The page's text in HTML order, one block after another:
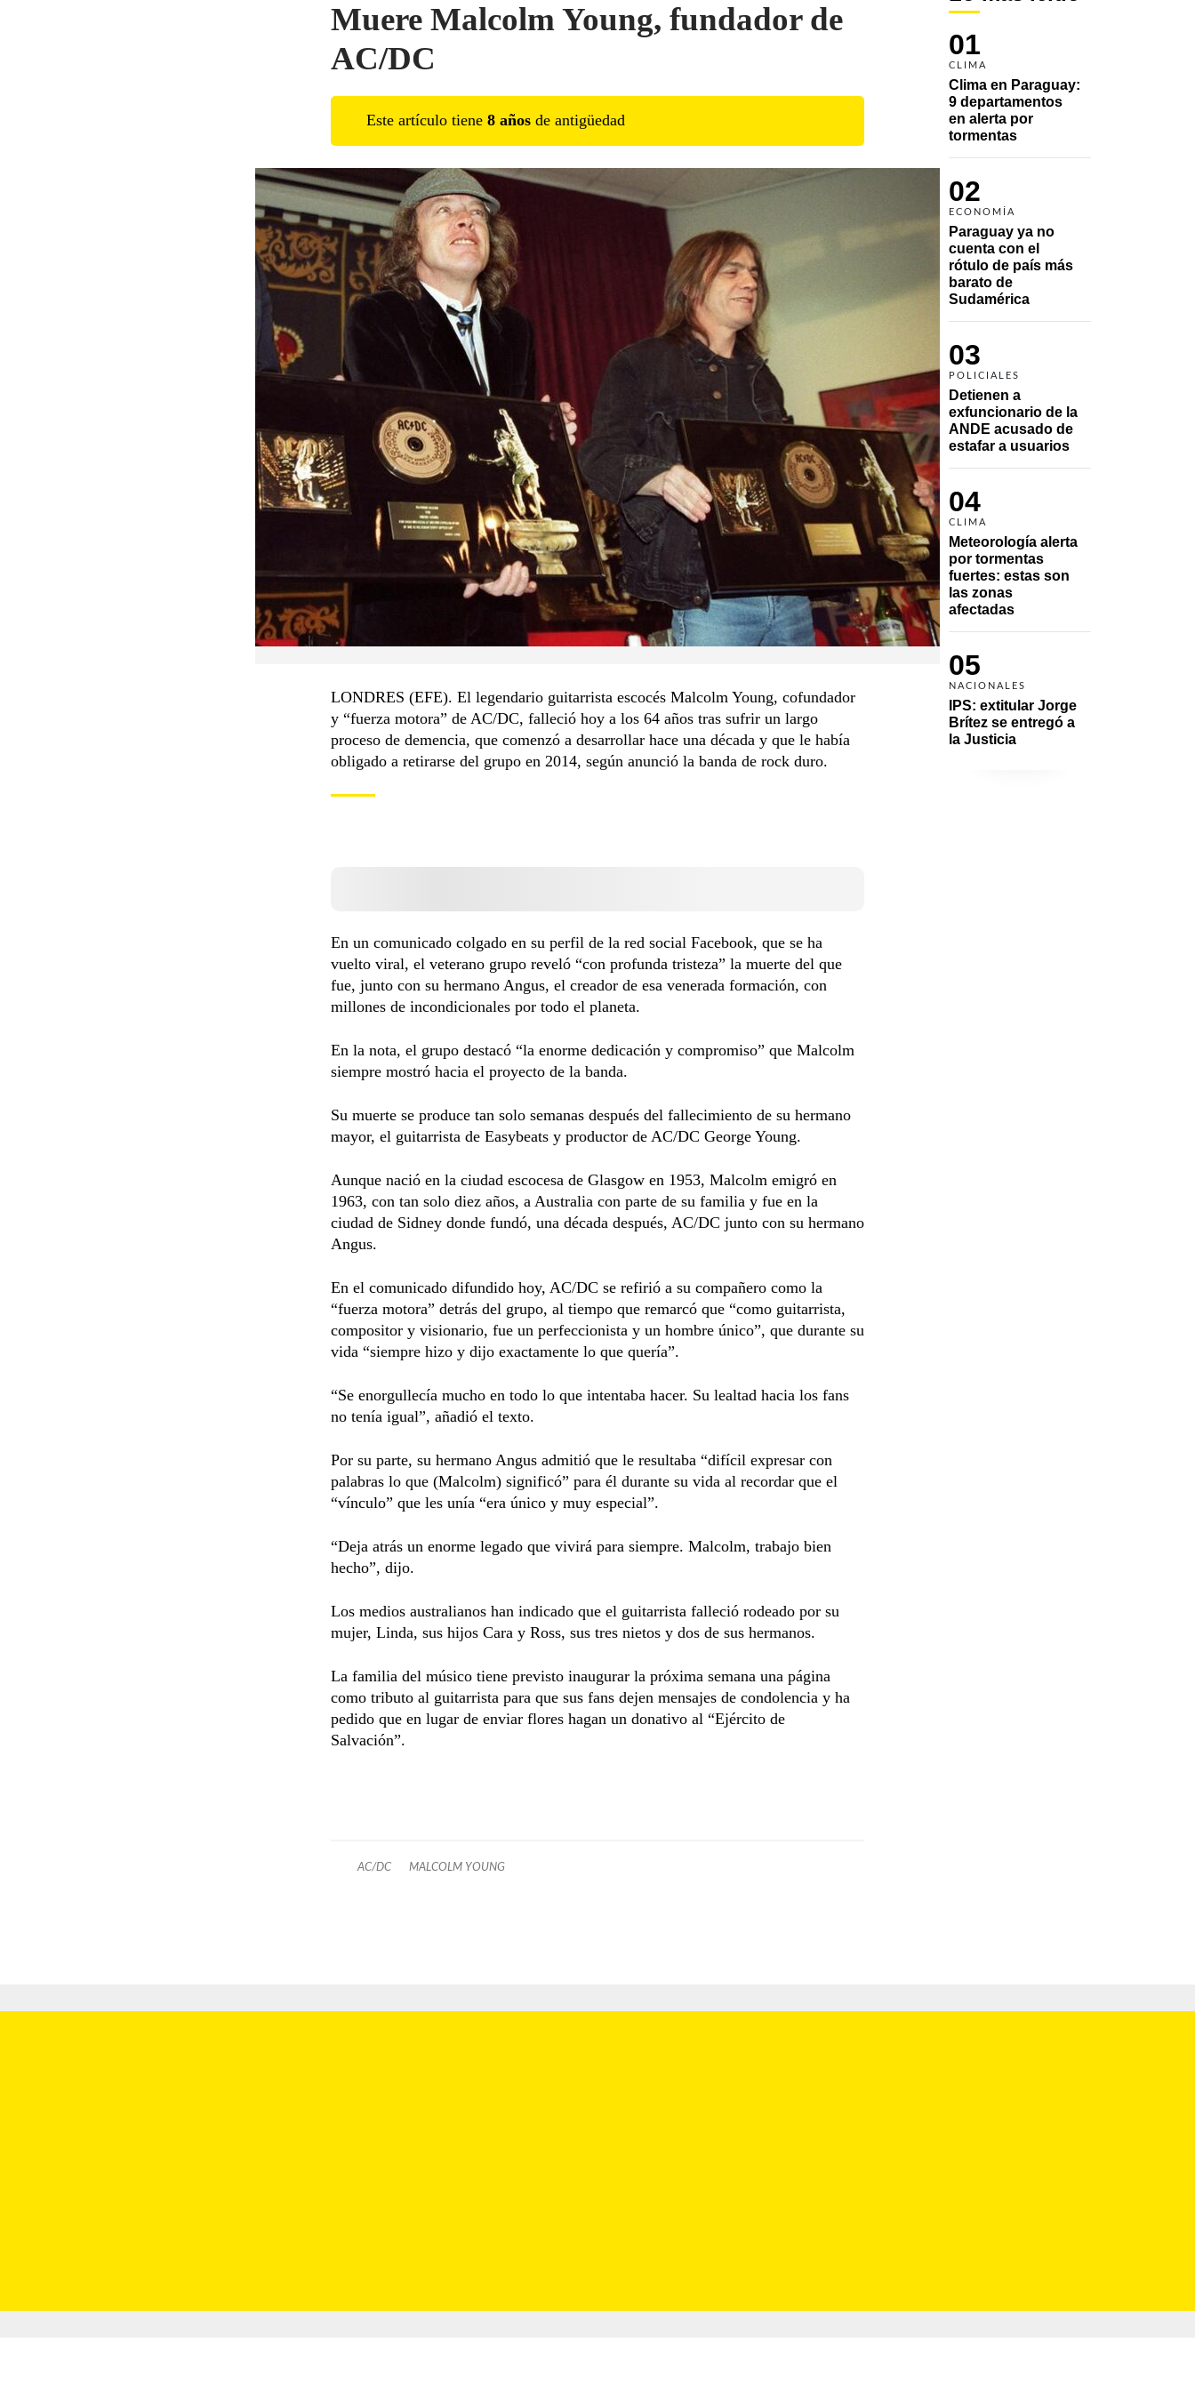
01
CLIMA
Clima en Paraguay:
9 departamentos
en alerta por
tormentas
02
ECONOMÍA
Paraguay ya no
cuenta con el
rótulo de país más
barato de
Sudamérica
03
POLICIALES
Detienen a
exfuncionario de la
ANDE acusado de
estafar a usuarios
04
CLIMA
Meteorología alerta
por tormentas
fuertes: estas son
las zonas
afectadas
05
NACIONALES
IPS: extitular Jorge
Brítez se entregó a
la Justicia
Muere Malcolm Young, fundador de
AC/DC
Este artículo tiene 8 años de antigüedad
LONDRES (EFE). El legendario guitarrista escocés Malcolm Young, cofundador
y “fuerza motora” de AC/DC, falleció hoy a los 64 años tras sufrir un largo
proceso de demencia, que comenzó a desarrollar hace una década y que le había
obligado a retirarse del grupo en 2014, según anunció la banda de rock duro.
En un comunicado colgado en su perfil de la red social Facebook, que se ha
vuelto viral, el veterano grupo reveló “con profunda tristeza” la muerte del que
fue, junto con su hermano Angus, el creador de esa venerada formación, con
millones de incondicionales por todo el planeta.
En la nota, el grupo destacó “la enorme dedicación y compromiso” que Malcolm
siempre mostró hacia el proyecto de la banda.
Su muerte se produce tan solo semanas después del fallecimiento de su hermano
mayor, el guitarrista de Easybeats y productor de AC/DC George Young.
Aunque nació en la ciudad escocesa de Glasgow en 1953, Malcolm emigró en
1963, con tan solo diez años, a Australia con parte de su familia y fue en la
ciudad de Sidney donde fundó, una década después, AC/DC junto con su hermano
Angus.
En el comunicado difundido hoy, AC/DC se refirió a su compañero como la
“fuerza motora” detrás del grupo, al tiempo que remarcó que “como guitarrista,
compositor y visionario, fue un perfeccionista y un hombre único”, que durante su
vida “siempre hizo y dijo exactamente lo que quería”.
“Se enorgullecía mucho en todo lo que intentaba hacer. Su lealtad hacia los fans
no tenía igual”, añadió el texto.
Por su parte, su hermano Angus admitió que le resultaba “difícil expresar con
palabras lo que (Malcolm) significó” para él durante su vida al recordar que el
“vínculo” que les unía “era único y muy especial”.
“Deja atrás un enorme legado que vivirá para siempre. Malcolm, trabajo bien
hecho”, dijo.
Los medios australianos han indicado que el guitarrista falleció rodeado por su
mujer, Linda, sus hijos Cara y Ross, sus tres nietos y dos de sus hermanos.
La familia del músico tiene previsto inaugurar la próxima semana una página
como tributo al guitarrista para que sus fans dejen mensajes de condolencia y ha
pedido que en lugar de enviar flores hagan un donativo al “Ejército de
Salvación”.
AC/DC MALCOLM YOUNG